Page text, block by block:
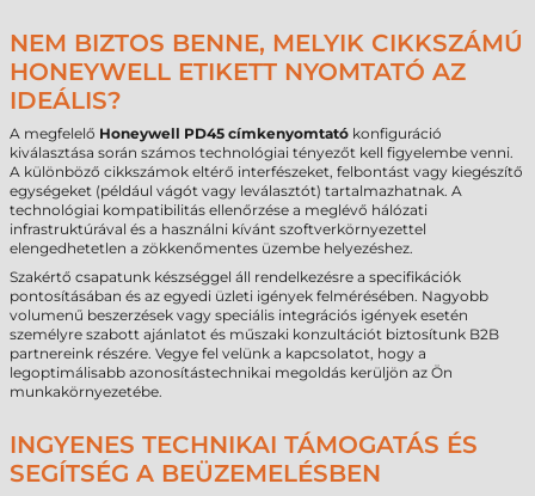
NEM BIZTOS BENNE, MELYIK CIKKSZÁMÚ
HONEYWELL ETIKETT NYOMTATÓ AZ
IDEÁLIS?
A megfelelő Honeywell PD45 címkenyomtató konfiguráció
kiválasztása során számos technológiai tényezőt kell figyelembe venni.
A különböző cikkszámok eltérő interfészeket, felbontást vagy kiegészítő
egységeket (például vágót vagy leválasztót) tartalmazhatnak. A
technológiai kompatibilitás ellenőrzése a meglévő hálózati
infrastruktúrával és a használni kívánt szoftverkörnyezettel
elengedhetetlen a zökkenőmentes üzembe helyezéshez.
Szakértő csapatunk készséggel áll rendelkezésre a specifikációk
pontosításában és az egyedi üzleti igények felmérésében. Nagyobb
volumenű beszerzések vagy speciális integrációs igények esetén
személyre szabott ajánlatot és műszaki konzultációt biztosítunk B2B
partnereink részére. Vegye fel velünk a kapcsolatot, hogy a
legoptimálisabb azonosítástechnikai megoldás kerüljön az Ön
munkakörnyezetébe.
INGYENES TECHNIKAI TÁMOGATÁS ÉS
SEGÍTSÉG A BEÜZEMELÉSBEN